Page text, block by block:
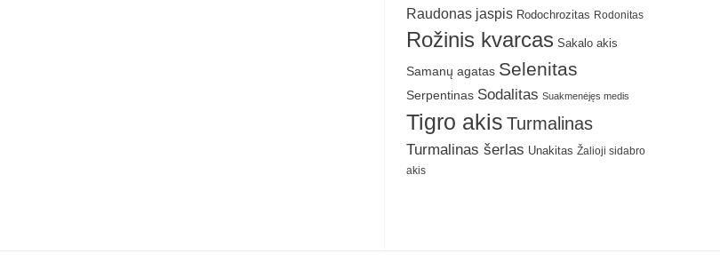
Raudonas jaspis Rodochrozitas Rodonitas
Rožinis kvarcas Sakalo akis
Samanų agatas Selenitas
Serpentinas Sodalitas Suakmenėjęs medis
Tigro akis Turmalinas
Turmalinas šerlas Unakitas Žalioji sidabro
akis